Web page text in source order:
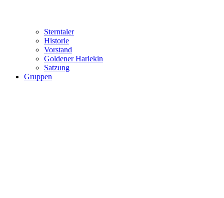
Sterntaler
Historie
Vorstand
Goldener Harlekin
Satzung
Gruppen